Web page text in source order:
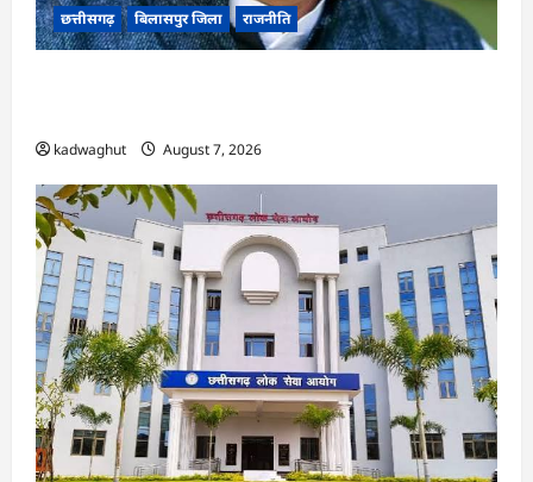
छत्तीसगढ़ बिलासपुर जिला राजनीति
kadwaghut August 7, 2026